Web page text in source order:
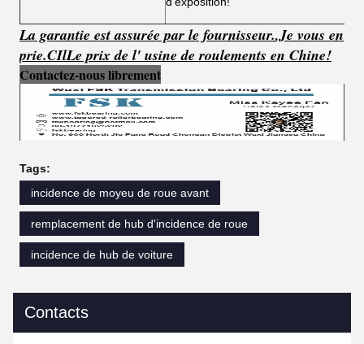
La garantie est assurée par le fournisseur.,Je vous en
prie.CIlLe prix de l' usine de roulements en Chine!
Contactez-nous librement
Tags:
incidence de moyeu de roue avant
remplacement de hub d'incidence de roue
incidence de hub de voiture
Contacts